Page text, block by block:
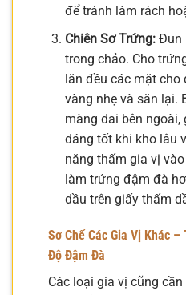
để tránh làm rách
Chiên Sơ Trứng:Đun
trong chảo. Cho
lăn đều các mặt cho
vàng nhẹ và săn lại.
màng dai bên
dáng tốt khi kho lâu
năng thấm gia vị
làm trứng đậm đà
dầu trên giấy thấm
Sơ Chế Các Gia Vị Khác
Độ Đậm Đà
Các loại gia vị cũng